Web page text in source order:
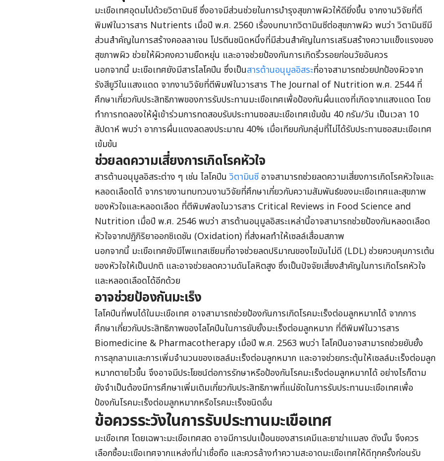
มะเขือเทศอุดมไปด้วยวิตามินซี ซึ่งอาจมีส่วนช่วยในการบำรุงสุขภาพผิวให้ดียิ่งขึ้น จากงานวิจัยที่ตี
พิมพ์ในวารสาร Nutrients เมื่อปี พ.ศ. 2560 เรื่องบทบาทวิตามินซีต่อสุขภาพผิว พบว่า วิตามินซีมี
ส่วนสำคัญในการสร้างคอลลาเจน โปรตีนชนิดหนึ่งที่มีส่วนสำคัญในการเสริมสร้างความแข็งแรงของ
สุขภาพผิว ช่วยให้ผิวคงความยืดหยุ่น และอาจช่วยป้องกันการเกิดริ้วรอยก่อนวัยอันควร
นอกจากนี้ มะเขือเทศยังมีสารไลโคปีน ซึ่งเป็นสารต้านอนุมูลอิสระที่อาจสามารถช่วยปกป้องผิวจาก
รังสียูวีในแสงแดด จากงานวิจัยที่ตีพิมพ์ในวารสาร The Journal of Nutrition พ.ศ. 2544 ที่
ศึกษาเกี่ยวกับประสิทธิภาพของการรับประทานมะเขือเทศเพื่อป้องกันผื่นแดงที่เกิดจากแสงแดด โดย
ทำการทดลองให้ผู้เข้าร่วมการทดสอบรับประทานซอสมะเขือเทศเข้มข้น 40 กรัม/วัน เป็นเวลา 10
สัปดาห์ พบว่า อาการผื่นแดงลดลงประมาณ 40% เมื่อเทียบกับกลุ่มที่ไม่ได้รับประทานซอสมะเขือเทศ
เข้มข้น
ช่วยลดความเสี่ยงการเกิดโรคหัวใจ
สารต้านอนุมูลอิสระต่าง ๆ เช่น ไลโคปีนวิตามินซี อาจสามารถช่วยลดความเสี่ยงการเกิดโรคหัวใจและ
หลอดเลือดได้ จากรายงานทบทวนงานวิจัยที่ศึกษาเกี่ยวกับความสัมพันธ์ของมะเขือเทศและสุขภาพ
ของหัวใจและหลอดเลือด ที่ตีพิมพ์ลงในวารสาร Critical Reviews in Food Science and
Nutrition เมื่อปี พ.ศ. 2546 พบว่า สารต้านอนุมูลอิสระเหล่านี้อาจสามารถช่วยป้องกันหลอดเลือด
หัวใจจากปฏิกิริยาออกซิเดชัน (Oxidation) ที่ส่งผลทำให้เซลล์เสื่อมสภาพ
นอกจากนี้ มะเขือเทศยังมีโพแทสเซียมที่อาจช่วยลดปริมาณของไขมันไม่ดี (LDL) ช่วยควบคุมการเต้น
ของหัวใจให้เป็นปกติ และอาจช่วยลดความดันโลหิตสูง ซึ่งเป็นปัจจัยเสี่ยงสำคัญในการเกิดโรคหัวใจ
และหลอดเลือดได้อีกด้วย
อาจช่วยป้องกันมะเร็ง
ไลโคปีนที่พบได้ในมะเขือเทศ อาจสามารถช่วยป้องกันการเกิดโรคมะเร็งต่อมลูกหมากได้ จากการ
ศึกษาเกี่ยวกับประสิทธิภาพของไลโคปีนในการยับยั้งมะเร็งต่อมลูกหมาก ที่ตีพิมพ์ในวารสาร
Biomedicine & Pharmacotherapy เมื่อปี พ.ศ. 2563 พบว่า ไลโคปีนอาจสามารถช่วยยับยั้ง
การลุกลามและการเพิ่มจำนวนของเซลล์มะเร็งต่อมลูกหมาก และอาจช่วยกระตุ้นให้เซลล์มะเร็งต่อมลูก
หมากตายไวขึ้น จึงอาจมีประโยชน์ต่อการรักษาหรือป้องกันโรคมะเร็งต่อมลูกหมากได้ อย่างไรก็ตาม
ยังจำเป็นต้องมีการศึกษาเพิ่มเติมเกี่ยวกับประสิทธิภาพที่แน่ชัดในการรับประทานมะเขือเทศเพื่อ
ป้องกันโรคมะเร็งต่อมลูกหมากหรือโรคมะเร็งชนิดอื่น
ข้อควรระวังในการรับประทานมะเขือเทศ
มะเขือเทศ โดยเฉพาะมะเขือเทศสด อาจมีการปนเปื้อนของสารเคมีและยาฆ่าแมลง ดังนั้น จึงควร
เลือกซื้อมะเขือเทศจากแหล่งที่น่าเชื่อถือ และควรล้างทำความสะอาดมะเขือเทศให้ดีทุกครั้งก่อนรับ